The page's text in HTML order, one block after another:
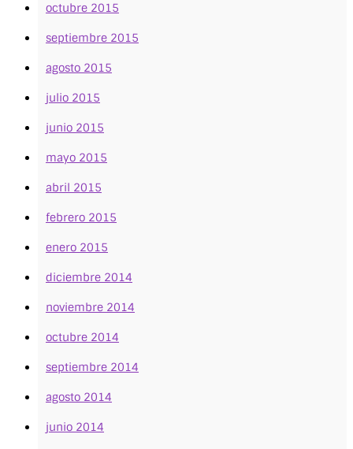
octubre 2015
septiembre 2015
agosto 2015
julio 2015
junio 2015
mayo 2015
abril 2015
febrero 2015
enero 2015
diciembre 2014
noviembre 2014
octubre 2014
septiembre 2014
agosto 2014
junio 2014